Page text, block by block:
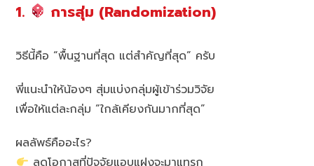
1. การสุ่ม (Randomization)
วิธีนี้คือ “พื้นฐานที่สุด แต่สำคัญที่สุด” ครับ
พี่แนะนำให้น้องๆ สุ่มแบ่งกลุ่มผู้เข้าร่วมวิจัย
เพื่อให้แต่ละกลุ่ม “ใกล้เคียงกันมากที่สุด”
ผลลัพธ์คืออะไร?